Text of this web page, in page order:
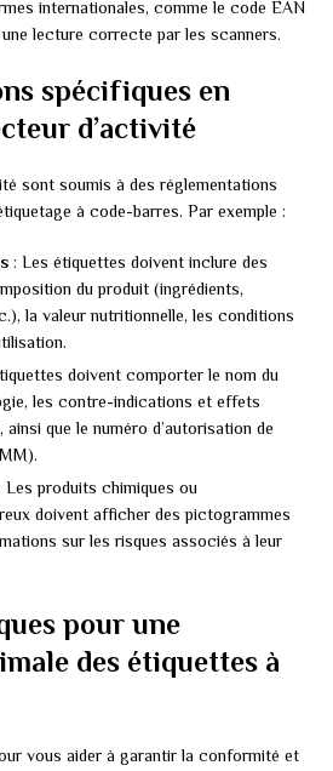
internationales, comme le code EAN
lecture correcte par les scanners.
spécifiques en
d’activité
sont soumis à des réglementations
à code-barres. Par exemple :
: Les étiquettes doivent inclure des
du produit (ingrédients,
la valeur nutritionnelle, les conditions
doivent comporter le nom du
les contre-indications et effets
que le numéro d’autorisation de
Les produits chimiques ou
doivent afficher des pictogrammes
sur les risques associés à leur
pour une
des étiquettes à
vous aider à garantir la conformité et